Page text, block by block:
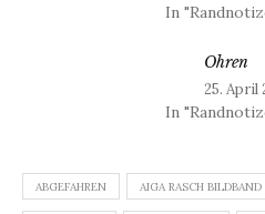
In
Ohren
25. April
In
ABGEFAHREN AIGA RASCH BILDBAND